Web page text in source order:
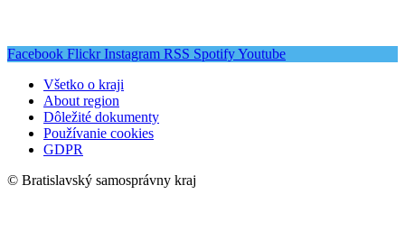
Facebook Flickr Instagram RSS SpotifyYoutube
Všetko o kraji
About region
Dôležité dokumenty
Používanie cookies
GDPR
© Bratislavský samosprávny kraj